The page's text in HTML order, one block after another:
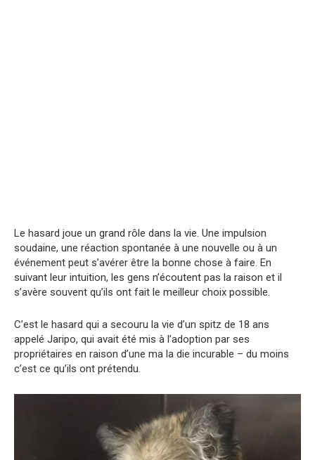
Le hasard joue un grand rôle dans la vie. Une impulsion
soudaine, une réaction spontanée à une nouvelle ou à un
événement peut s’avérer être la bonne chose à faire. En
suivant leur intuition, les gens n’écoutent pas la raison et il
s’avère souvent qu’ils ont fait le meilleur choix possible.
C’est le hasard qui a secouru la vie d’un spitz de 18 ans
appelé Jaripo, qui avait été mis à l’adoption par ses
propriétaires en raison d’une ma la die incurable – du moins
c’est ce qu’ils ont prétendu.